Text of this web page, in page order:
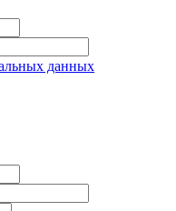
данных